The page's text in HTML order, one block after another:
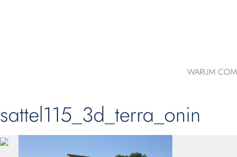
WARUM
sattel115_3d_terra_onin